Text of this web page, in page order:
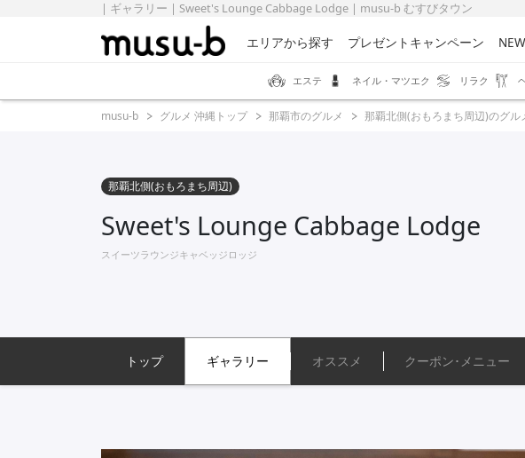
| ギャラリー | Sweet's Lounge Cabbage Lodge | musu-b むすびタウン
エリアから探す プレゼントキャンペーン
エステ ネイル・マツエク リラク
musu-b グルメ 沖縄トップ 那覇市のグルメ 那覇北側(おもろまち周辺)のグル
那覇北側(おもろまち周辺)
Sweet's Lounge Cabbage Lodge
スイーツラウンジキャベッジロッジ
トップ ギャラリー オススメ クーポン･ メニュー